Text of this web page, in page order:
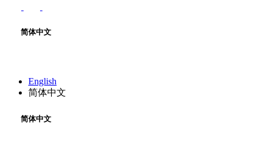
简体中文
English
简体中文
简体中文